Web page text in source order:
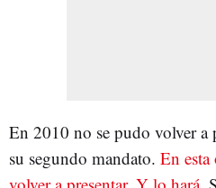
En 2010 no se pudo volver a
su segundo mandato. En esta